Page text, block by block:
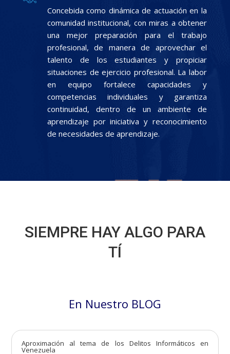
Concebida como dinámica de actuación en la
comunidad institucional, con miras a obtener
una mejor preparación para el trabajo
profesional, de manera de aprovechar el
talento de los estudiantes y propiciar
situaciones de ejercicio profesional. La labor
en equipo fortalece capacidades y
competencias individuales y garantiza
continuidad, dentro de un ambiente de
aprendizaje por iniciativa y reconocimiento
de necesidades de aprendizaje.
SIEMPRE HAY ALGO PARA
TÍ
En Nuestro BLOG
Aproximación al tema de los Delitos Informáticos en
Venezuela